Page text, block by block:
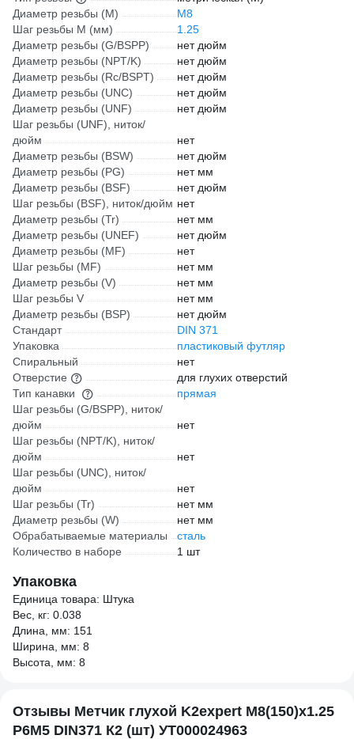
Диаметр резьбы (М)
М8
Шаг резьбы М (мм)
1.25
Диаметр резьбы (G/BSPP)
нет дюйм
Диаметр резьбы (NPT/K)
нет дюйм
Диаметр резьбы (Rc/BSPT)
нет дюйм
Диаметр резьбы (UNC)
нет дюйм
Диаметр резьбы (UNF)
нет дюйм
Шаг резьбы (UNF), ниток/
дюйм
нет
Диаметр резьбы (BSW)
нет дюйм
Диаметр резьбы (PG)
нет мм
Диаметр резьбы (BSF)
нет дюйм
Шаг резьбы (BSF), ниток/дюйм нет
Диаметр резьбы (Tr)
нет мм
Диаметр резьбы (UNEF)
нет дюйм
Диаметр резьбы (MF)
нет
Шаг резьбы (MF)
нет мм
Диаметр резьбы (V)
нет мм
Шаг резьбы V
нет мм
Диаметр резьбы (BSP)
нет дюйм
Стандарт
DIN 371
Упаковка
пластиковый футляр
Спиральный
нет
Отверстие
для глухих отверстий
Тип канавки
прямая
Шаг резьбы (G/BSPP), ниток/
дюйм
нет
Шаг резьбы (NPT/K), ниток/
дюйм
нет
Шаг резьбы (UNC), ниток/
дюйм
нет
Шаг резьбы (Tr)
нет мм
Диаметр резьбы (W)
нет мм
Обрабатываемые материалы
сталь
Количество в наборе
1 шт
Упаковка
Единица товара: Штука
Вес, кг: 0.038
Длина, мм: 151
Ширина, мм: 8
Высота, мм: 8
Отзывы Метчик глухой K2expert M8(150)х1.25
Р6М5 DIN371 К2 (шт) УТ000024963